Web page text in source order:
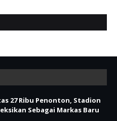
27 Ribu Penonton, Stadion
Sebagai Markas Baru